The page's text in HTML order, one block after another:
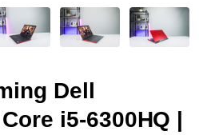
Dell
i5-6300HQ |